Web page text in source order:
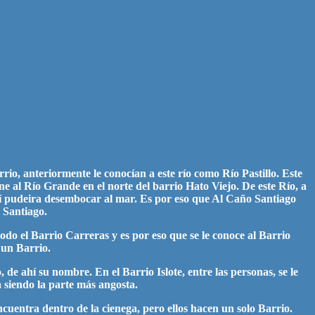
anteriormente le conocían a este río como Río Pastillo. Este
al Río Grande en el norte del barrio Hato Viejo. De este Río, a
desembocar al mar. Es por eso que Al Caño Santiago
el Barrio Carreras y es por eso que se le conoce al Barrio
un Barrio.
ahí su nombre. En el Barrio Islote, entre las personas, se le
la parte más angosta.
dentro de la cienega, pero ellos hacen un solo Barrio.